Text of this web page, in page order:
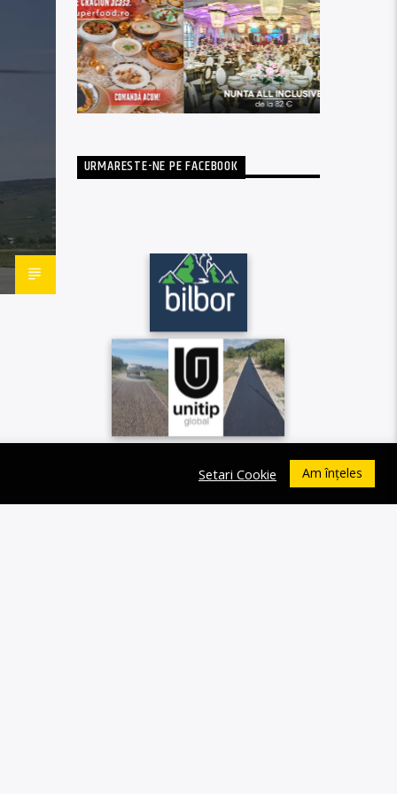
URMARESTE-NE PE FACEBOOK
Setari Cookie Am înțeles